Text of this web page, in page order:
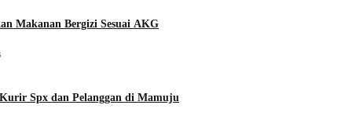
Makanan Bergizi Sesuai AKG
Spx dan Pelanggan di Mamuju